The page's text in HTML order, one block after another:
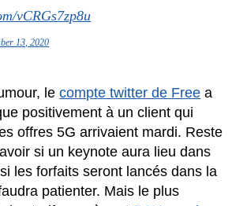
vCRGs7zp8u
13, 2020
lecompte twitter de Free a
positivement à un client qui
offres 5G arrivaient mardi. Reste
si un keynote aura lieu dans
les forfaits seront lancés dans la
patienter. Mais le plus